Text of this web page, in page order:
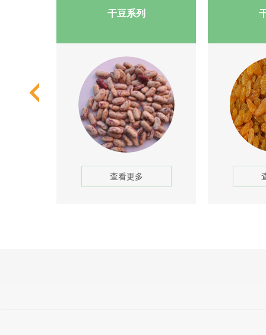
干豆系列
查看更多